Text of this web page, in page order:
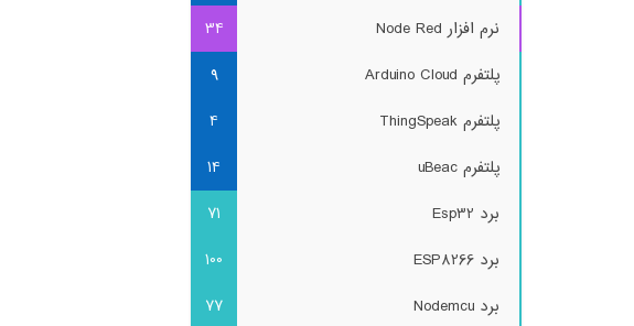
نرم افزار Node Red
34
پلتفرم Arduino Cloud
9
پلتفرم ThingSpeak
4
پلتفرم uBeac
14
برد Esp32
71
برد ESP8266
100
برد Nodemcu
77